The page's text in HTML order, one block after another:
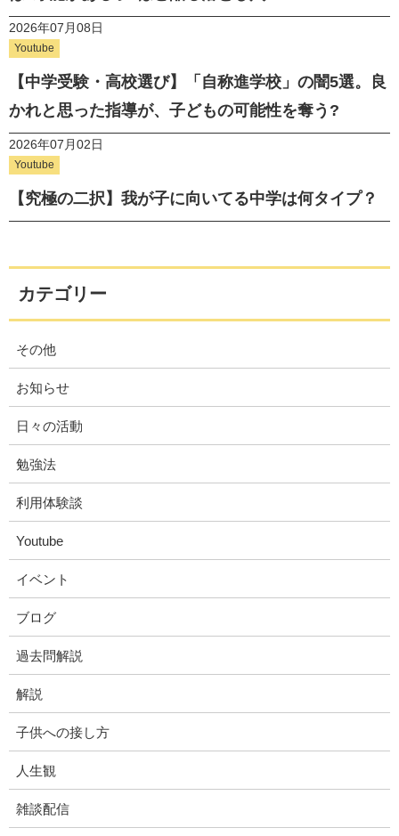
2026年07月08日
Youtube
【中学受験・高校選び】「自称進学校」の闇5選。良
かれと思った指導が、子どもの可能性を奪う?
2026年07月02日
Youtube
【究極の二択】我が子に向いてる中学は何タイプ？
カテゴリー
その他
お知らせ
日々の活動
勉強法
利用体験談
Youtube
イベント
ブログ
過去問解説
解説
子供への接し方
人生観
雑談配信